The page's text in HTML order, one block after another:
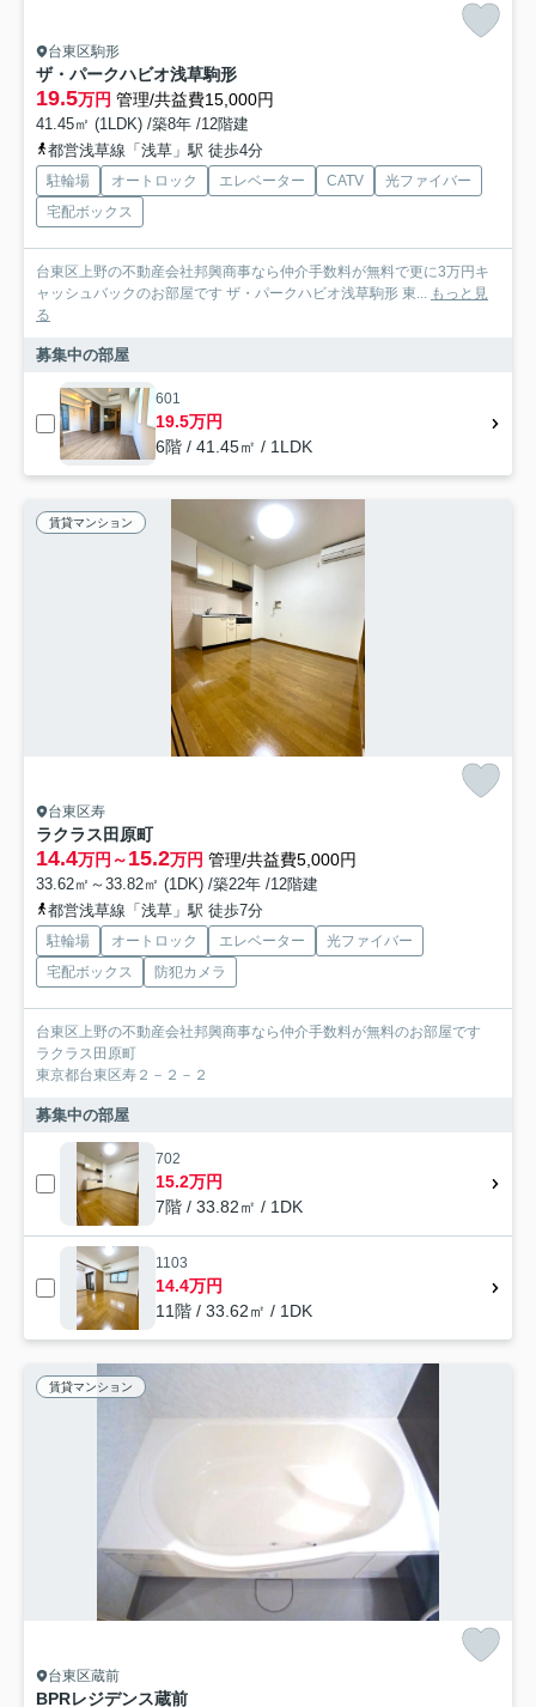
台東区駒形
ザ・パークハビオ浅草駒形
19.5万円 管理/共益費15,000円
41.45㎡ (1LDK) /築8年 /12階建
都営浅草線「浅草」駅 徒歩4分
駐輪場 オートロック エレベーター CATV
光ファイバー
宅配ボックス
台東区上野の不動産会社邦興商事なら仲介手数料が無料で更に3万円キ
ャッシュバックのお部屋です ザ・パークハビオ浅草駒形 東... もっと見
る
募集中の部屋
601
19.5万円
6階 / 41.45㎡ / 1LDK
賃貸マンション
台東区寿
ラクラス田原町
14.4万円～15.2万円 管理/共益費5,000円
33.62㎡～33.82㎡ (1DK) /築22年 /12階建
都営浅草線「浅草」駅 徒歩7分
駐輪場 オートロック エレベーター
光ファイバー
宅配ボックス
防犯カメラ
台東区上野の不動産会社邦興商事なら仲介手数料が無料のお部屋です
ラクラス田原町
東京都台東区寿２－２－２
募集中の部屋
702
15.2万円
7階 / 33.82㎡ / 1DK
1103
14.4万円
11階 / 33.62㎡ / 1DK
賃貸マンション
台東区蔵前
BPRレジデンス蔵前